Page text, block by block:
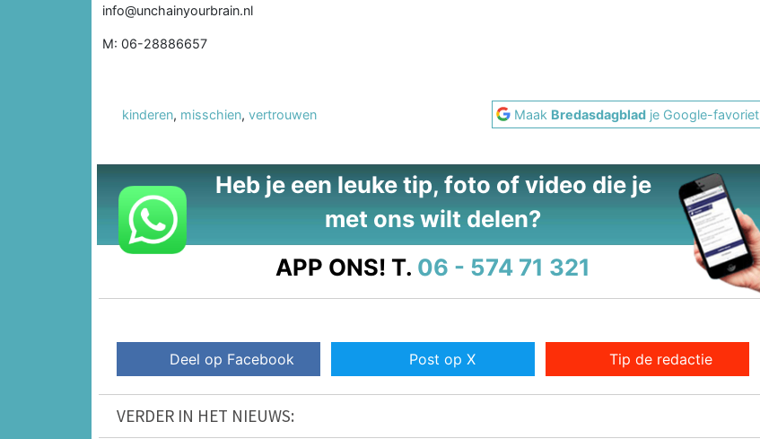
info@unchainyourbrain.nl
M: 06-28886657
kinderen, misschien, vertrouwen Maak Bredasdagblad je Google-favoriet
Heb je een leuke tip, foto of video die je
met ons wilt delen?
APP ONS! T. 06 - 574 71 321
Deel op Facebook Post op X Tip de redactie
VERDER IN HET NIEUWS: